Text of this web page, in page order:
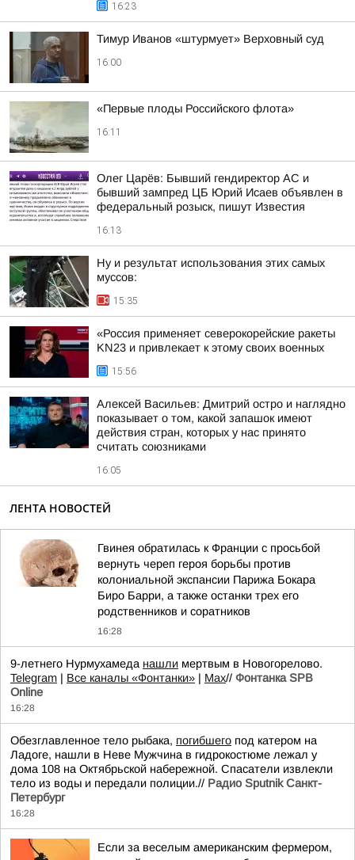
16:23
Тимур Иванов «штурмует» Верховный суд
16:00
«Первые плоды Российского флота»
16:11
Олег Царёв: Бывший гендиректор АС и
бывший зампред ЦБ Юрий Исаев объявлен в
федеральный розыск, пишут Известия
16:13
Ну и результат использования этих самых
муссов:
15:35
«Россия применяет северокорейские ракеты
KN23 и привлекает к этому своих военных
15:56
Алексей Васильев: Дмитрий остро и наглядно
показывает о том, какой запашок имеют
действия стран, которых у нас принято
считать союзниками
16:05
ЛЕНТА НОВОСТЕЙ
Гвинея обратилась к Франции с просьбой
вернуть череп героя борьбы против
колониальной экспансии Парижа Бокара
Биро Барри, а также останки трех его
родственников и соратников
16:28
9-летнего Нурмухамеда нашли мертвым в Новогорелово.
Telegram | Все каналы «Фонтанки» | Max// Фонтанка SPB
Online
16:28
Обезглавленное тело рыбака, погибшего под катером на
Ладоге, нашли в Неве Мужчина в гидрокостюме лежал у
дома 108 на Октябрьской набережной. Спасатели извлекли
тело из воды и передали полиции.// Радио Sputnik Санкт-
Петербург
16:28
Если за веселым американским фермером,